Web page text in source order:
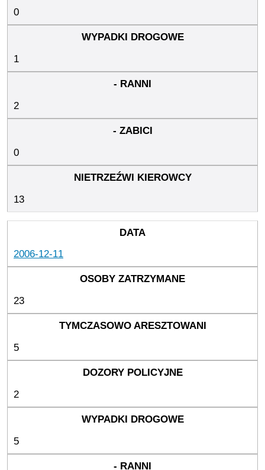
0
1
2
0
13
2006-12-11
23
5
2
5